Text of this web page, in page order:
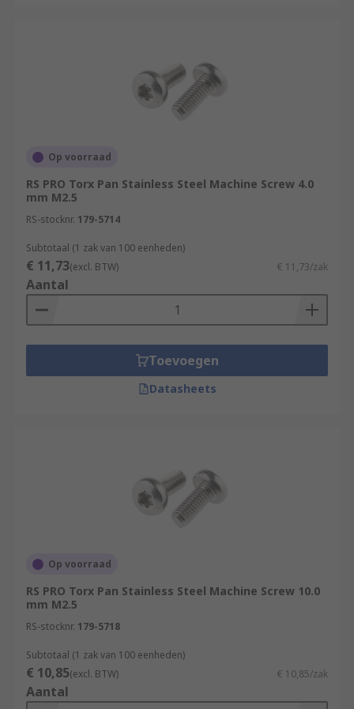
Op voorraad
RS PRO Torx Pan Stainless Steel Machine Screw 4.0
mm M2.5
RS-stocknr. 179-5714
Subtotaal (1 zak van 100 eenheden)
€ 11,73(excl. BTW) € 11,73/zak
Aantal
Toevoegen
Datasheets
Op voorraad
RS PRO Torx Pan Stainless Steel Machine Screw 10.0
mm M2.5
RS-stocknr. 179-5718
Subtotaal (1 zak van 100 eenheden)
€ 10,85(excl. BTW) € 10,85/zak
Aantal